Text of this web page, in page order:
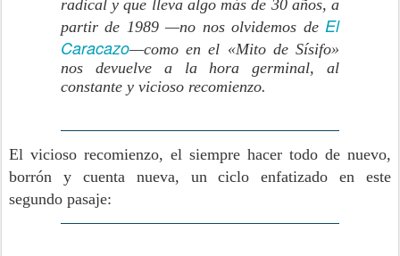
radical y que lleva algo más de 30 años, a
partir de 1989 —no nos olvidemos de El
Caracazo—como en el «Mito de Sísifo»
nos devuelve a la hora germinal, al
constante y vicioso recomienzo.
El vicioso recomienzo, el siempre hacer todo de nuevo,
borrón y cuenta nueva, un ciclo enfatizado en este
segundo pasaje: